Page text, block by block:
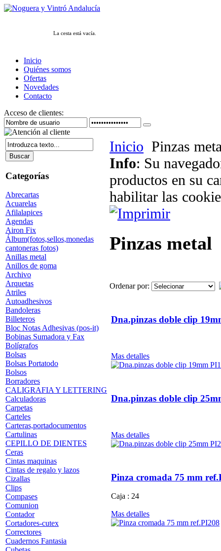
La cesta está vacía.
Inicio
Quiénes somos
Ofertas
Novedades
Contacto
Acceso de clientes:
Categorías
Abrecartas
Acuarelas
Afilalapices
Agendas
Airon Fix
Álbum(fotos,sellos,monedas
cantoneras fotos)
Anillas metal
Anillos de goma
Archivo
Arquetas
Atriles
Autoadhesivos
Bandoleras
Billeteros
Bloc Notas Adhesivas (pos-it)
Bobinas Sumadora y Fax
Bolígrafos
Bolsas
Bolsas Portatodo
Bolsos
Borradores
CALIGRAFIA Y LETTERING
Calculadoras
Carpetas
Carteles
Carteras,portadocumentos
Cartulinas
CEPILLO DE DIENTES
Ceras
Cintas maquinas
Cintas de regalo y lazos
Cizallas
Clips
Compases
Comunion
Contador
Cortadores-cutex
Correctores
Cuadernos Fantasia
Inicio Pinzas
Info: Su
productos en su
habilitar las
Pinzas metal
Ordenar por:
Dna.pinzas doble clip
Mas detalles
Dna.pinzas doble clip
Mas detalles
Pinza cromada 75 mm
Caja : 24
Mas detalles